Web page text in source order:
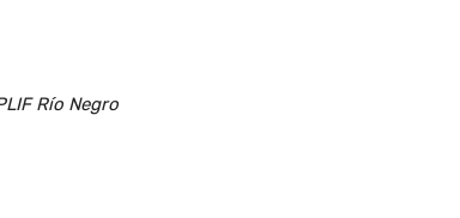
Río Negro